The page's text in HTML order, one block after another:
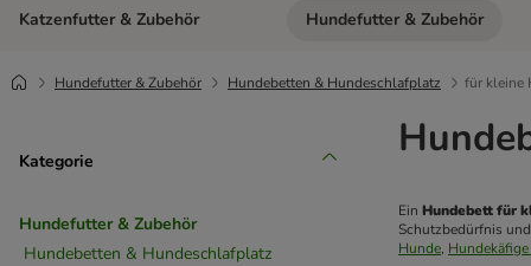
Katzenfutter & Zubehör Kategorie-Menü öffnen:
Hundefutter & Zubehör
Hundefutter & Zubehör Hundebetten & Hundeschlafplatz für kleine
Kategorie
Hundefutter & Zubehör
Hundebetten & Hundeschlafplatz
Ein Hundebett für
Schutzbedürfnis
Hunde,